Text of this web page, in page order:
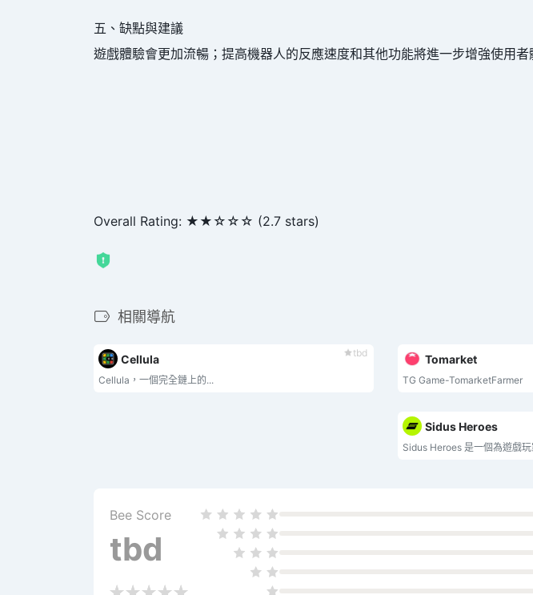
五、缺點與建議
遊戲體驗會更加流暢；提高機器人的反應速度和其他功能將進一步增強使用者
Overall Rating: ★★☆☆☆ (2.7 stars)
相關導航
tbd
Cellula
Cellula，一個完全鏈上的...
Tomarket
TG Game-TomarketFarmer
Sidus Heroes
Bee Score
tbd